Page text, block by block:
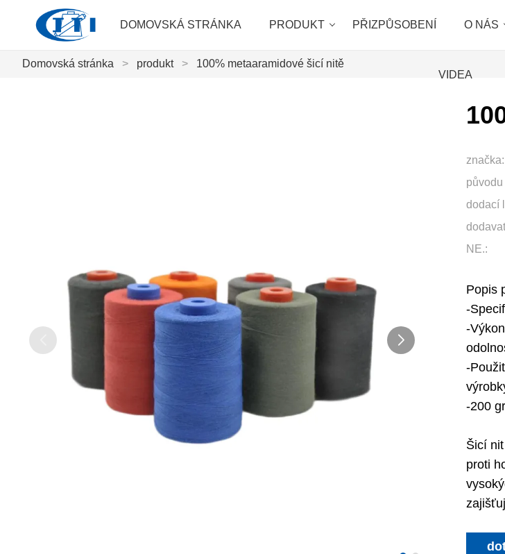
DOMOVSKÁ STRÁNKA PRODUKT PŘIZPŮSOBENÍ O NÁS
VIDEA
Domovská stránka > produkt > 100% metaaramidové šicí nitě
značka:
dodací
NE.:
Popis
-
-
-
-200
Šicí
proti